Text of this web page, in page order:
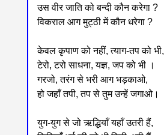
उस वीर जाति को बन्दी कौन करेगा ?
विकराल आग मुट्ठी में कौन धरेगा ?
केवल कृपाण को नहीं, त्याग-तप को भी,
टेरो, टरो साधना, यज्ञ, जप को भी ।
गरजो, तरंग से भरी आग भड़काओ,
हो जहाँ तपी, तप से तुम उन्हें जगाओ।
युग-युग से जो ऋद्धियाँ यहाँ उतरी हैं,